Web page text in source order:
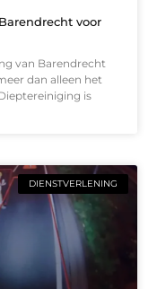
voor
van Barendrecht
dan alleen het
is
DIENSTVERLENING